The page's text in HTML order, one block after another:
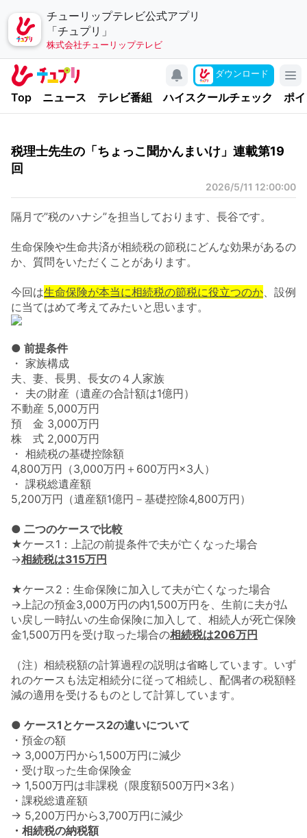
チューリップテレビ公式アプリ
「チュプリ」
株式会社チューリップテレビ
キャンペーン
アプリについて
お問い合わせ
個人情報の取り扱いについて
YouTubeチャンネル
ダウンロード
Top ニュース テレビ番組 ハイスクールチェック ポ
税理士先生の「ちょっこ聞かんまいけ」連載第19
回
2026/5/11 12:00:00
隔月で”税のハナシ”を担当しております、長谷です。
生命保険や生命共済が相続税の節税にどんな効果があるの
か、質問をいただくことがあります。
今回は生命保険が本当に相続税の節税に役立つのか、設例
に当てはめて考えてみたいと思います。
● 前提条件
・ 家族構成
夫、妻、長男、長女の４人家族
・ 夫の財産（遺産の合計額は1億円）
不動産 5,000万円
預 金 3,000万円
株 式 2,000万円
・ 相続税の基礎控除額
4,800万円（3,000万円＋600万円×3人）
・ 課税総遺産額
5,200万円（遺産額1億円－基礎控除4,800万円）
● 二つのケースで比較
★ケース1： 上記の前提条件で夫が亡くなった場合
→相続税は315万円
★ケース2： 生命保険に加入して夫が亡くなった場合
→上記の預金3,000万円の内1,500万円を、生前に夫が払
い戻し一時払いの生命保険に加入して、相続人が死亡保険
金1,500万円を受け取った場合の相続税は206万円
（注）相続税額の計算過程の説明は省略しています。いず
れのケースも法定相続分に従って相続し、配偶者の税額軽
減の適用を受けるものとして計算しています。
● ケース1とケース2の違いについて
・預金の額
→ 3,000万円から1,500万円に減少
・受け取った生命保険金
→ 1,500万円は非課税（限度額500万円×3名）
・課税総遺産額
→ 5,200万円から3,700万円に減少
・相続税の納税額